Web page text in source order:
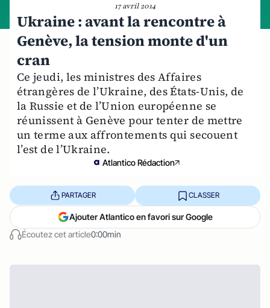
17 avril 2014
Ukraine : avant la rencontre à
Genève, la tension monte d'un
cran
Ce jeudi, les ministres des Affaires
étrangères de l’Ukraine, des États-Unis, de
la Russie et de l’Union européenne se
réunissent à Genève pour tenter de mettre
un terme aux affrontements qui secouent
l’est de l’Ukraine.
Atlantico Rédaction
Écoutez cet article0:00min
PARTAGER CLASSER
Ajouter Atlantico en favori sur Google